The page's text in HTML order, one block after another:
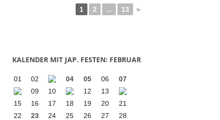
1 2 ... 13 ►
KALENDER MIT JAP. FESTEN: FEBRUAR
01 02 04 05 06
07
09
10 12
13
15
16 17 18 19 20
21
22
23 24 25 26 27 28